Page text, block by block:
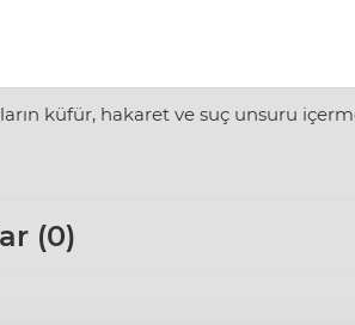
küfür, hakaret ve suç unsuru
(0)